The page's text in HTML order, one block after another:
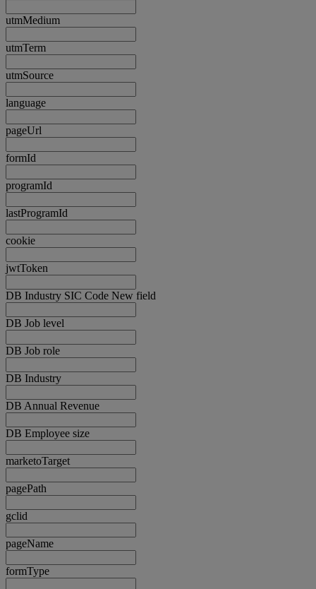
utmMedium
utmTerm
utmSource
language
pageUrl
formId
programId
lastProgramId
cookie
jwtToken
DB Industry SIC Code New field
DB Job level
DB Job role
DB Industry
DB Annual Revenue
DB Employee size
marketoTarget
pagePath
gclid
pageName
formType